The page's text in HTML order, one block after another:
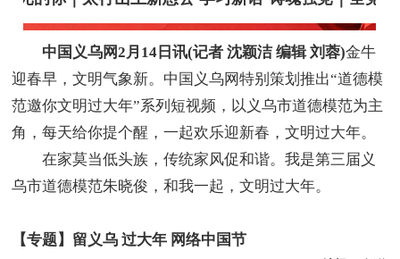
中国义乌网2月14日讯(记者 沈颖洁 编辑 刘蓉)金牛
迎春早，文明气象新。中国义乌网特别策划推出“道德模
范邀你文明过大年”系列短视频，以义乌市道德模范为主
角，每天给你提个醒，一起欢乐迎新春，文明过大年。
在家莫当低头族，传统家风促和谐。我是第三届义
乌市道德模范朱晓俊，和我一起，文明过大年。
【专题】留义乌 过大年 网络中国节